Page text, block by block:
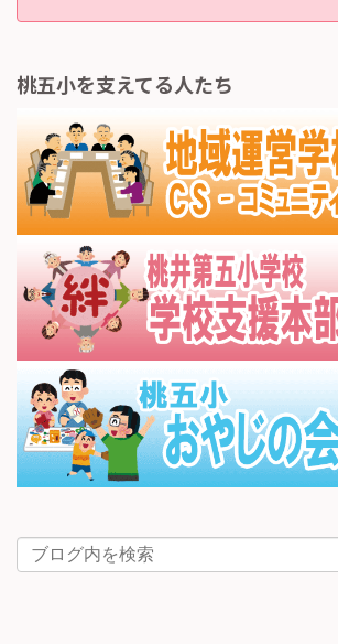
桃五小を支えてる人たち